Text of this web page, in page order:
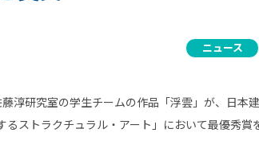
ニュース
淳研究室の学生チームの作品「浮雲」が、日本
るストラクチュラル・アート」において最優秀賞